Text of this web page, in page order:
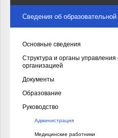
Сведения об образовательной
Основные сведения
Структура и органы
организацией
Документы
Образование
Руководство
Администрация
Медицинские работники